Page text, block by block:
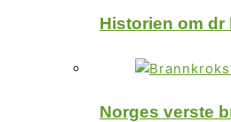
Historien om dr
Norges verste